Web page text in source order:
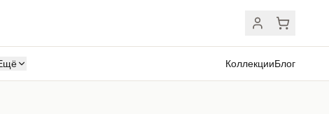
КоллекцииБлог